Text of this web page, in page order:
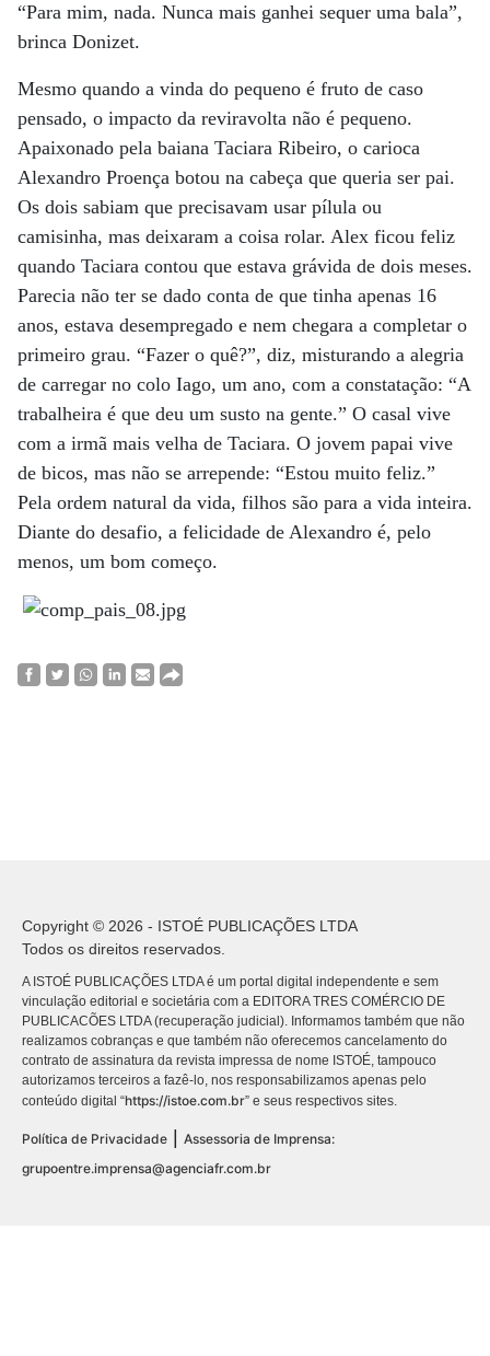
“Para mim, nada. Nunca mais ganhei sequer uma bala”,
brinca Donizet.
Mesmo quando a vinda do pequeno é fruto de caso
pensado, o impacto da reviravolta não é pequeno.
Apaixonado pela baiana Taciara Ribeiro, o carioca
Alexandro Proença botou na cabeça que queria ser pai.
Os dois sabiam que precisavam usar pílula ou
camisinha, mas deixaram a coisa rolar. Alex ficou feliz
quando Taciara contou que estava grávida de dois meses.
Parecia não ter se dado conta de que tinha apenas 16
anos, estava desempregado e nem chegara a completar o
primeiro grau. “Fazer o quê?”, diz, misturando a alegria
de carregar no colo Iago, um ano, com a constatação: “A
trabalheira é que deu um susto na gente.” O casal vive
com a irmã mais velha de Taciara. O jovem papai vive
de bicos, mas não se arrepende: “Estou muito feliz.”
Pela ordem natural da vida, filhos são para a vida inteira.
Diante do desafio, a felicidade de Alexandro é, pelo
menos, um bom começo.
Copyright © 2026 - ISTOÉ PUBLICAÇÕES LTDA
Todos os direitos reservados.
A ISTOÉ PUBLICAÇÕES LTDA é um portal digital independente e sem
vinculação editorial e societária com a EDITORA TRES COMÉRCIO DE
PUBLICACÕES LTDA (recuperação judicial). Informamos também que não
realizamos cobranças e que também não oferecemos cancelamento do
contrato de assinatura da revista impressa de nome ISTOÉ, tampouco
autorizamos terceiros a fazê-lo, nos responsabilizamos apenas pelo
conteúdo digital “https://istoe.com.br” e seus respectivos sites.
Política de Privacidade
Assessoria de Imprensa:
grupoentre.imprensa@agenciafr.com.br